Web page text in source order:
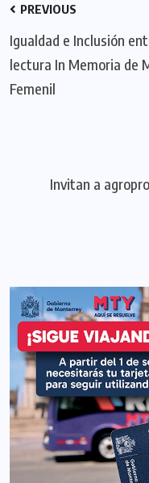
PREVIOUS
Igualdad e Inclusión
lectura In Memoria de
Femenil
Invitan a